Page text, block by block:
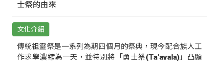
士祭的由來
文化介紹
傳統祖靈祭是一系列為期四個月的祭典，現今配合族人工
作求學濃縮為一天，並特別將「勇士祭(Ta‘avala)」凸顯